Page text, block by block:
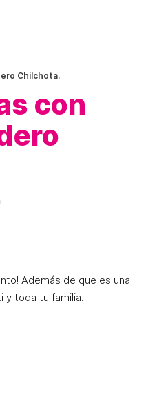
Chilchota.
con
Además de que es una
y toda tu familia.